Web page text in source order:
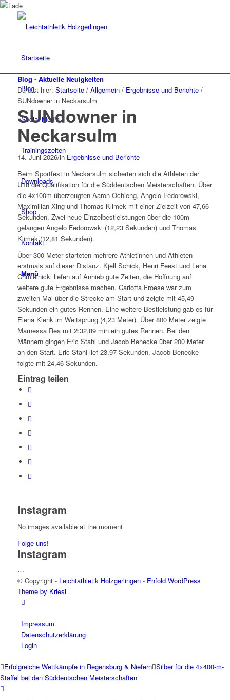
Startseite
Blog
Social Media
Trainingszeiten
Downloads
Shop
Kontakt
Menü
Blog - Aktuelle Neuigkeiten
Du bist hier: Startseite / Allgemein / Ergebnisse und Berichte /
SUNdowner in Neckarsulm
SUNdowner in
Neckarsulm
14. Juni 2026/in Ergebnisse und Berichte
Beim Sportfest in Neckarsulm sicherten sich die Athleten der
U18 die Qualifikation für die Süddeutschen Meisterschaften. Über
die 4x100m überzeugten Aaron Ochieng, Angelo Fedorowski,
Maximilian Xing und Thomas Klimek mit einer Zielzeit von 47,66
Sekunden. Zwei neue Einzelbestleistungen über die 100m
gelangen Angelo Fedorowski (12,23 Sekunden) und Thomas
Klimek (12,81 Sekunden).
Über 300 Meter starteten mehrere Athletinnen und Athleten
erstmals auf dieser Distanz. Kjell Schick, Henri Feest und Lena
Chmielnicki liefen auf Anhieb gute Zeiten, die Hoffnung auf
weitere gute Ergebnisse machen. Carlotta Froese war zum
zweiten Mal über die Strecke am Start und zeigte mit 45,49
Sekunden ein gutes Rennen. Eine weitere Bestleistung gab es für
Elena Klenk im Weitsprung (4,23 Meter). Über 800 Meter zeigte
Marnessa Rea mit 2:32,89 min ein gutes Rennen. Bei den
Männern gingen Eric Stahl und Jacob Benecke über 200 Meter
an den Start. Eric Stahl lief 23,97 Sekunden. Jacob Benecke
folgte mit 24,46 Sekunden.
Eintrag teilen
Instagram
No images available at the moment
Folge uns!
Instagram
…
© Copyright - Leichtathletik Holzgerlingen- Enfold WordPress
Theme by Kriesi
Impressum
Datenschutzerklärung
Login
Erfolgreiche Wettkämpfe in Regensburg & Niefern Silber für die 4×400-m-
Staffel bei den Süddeutschen Meisterschaften